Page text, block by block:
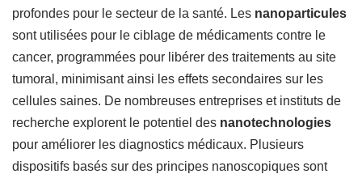
profondes pour le secteur de la santé. Les nanoparticules
sont utilisées pour le ciblage de médicaments contre le
cancer, programmées pour libérer des traitements au site
tumoral, minimisant ainsi les effets secondaires sur les
cellules saines. De nombreuses entreprises et instituts de
recherche explorent le potentiel des nanotechnologies
pour améliorer les diagnostics médicaux. Plusieurs
dispositifs basés sur des principes nanoscopiques sont